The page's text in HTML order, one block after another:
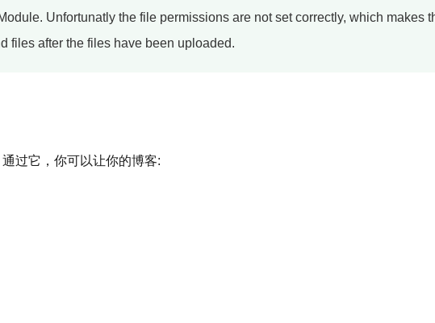
Unfortunatly the file permissions are not set correctly, which makes
files after the files have been uploaded.
过它，你可以让你的博客: